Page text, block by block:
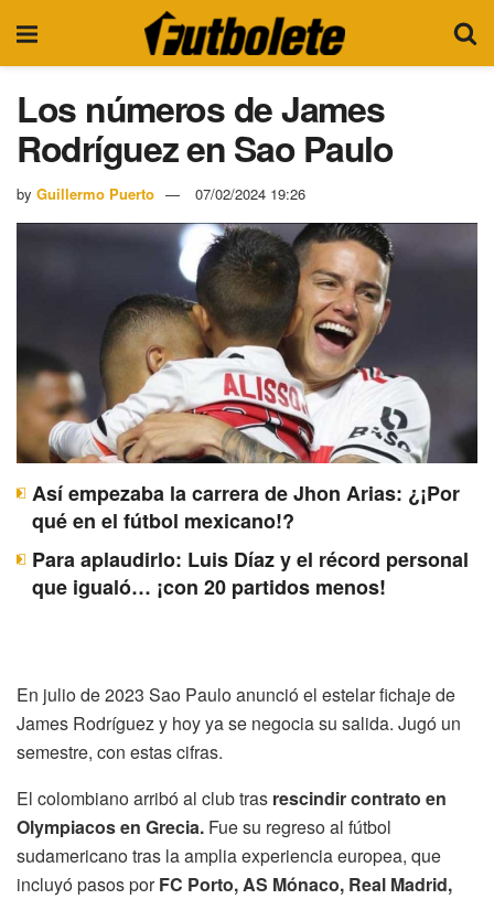
Los números de James
Rodríguez en Sao Paulo
by Guillermo Puerto 07/02/2024 19:26
Así empezaba la carrera de Jhon Arias: ¿¡Por
qué en el fútbol mexicano!?
Para aplaudirlo: Luis Díaz y el récord personal
que igualó… ¡con 20 partidos menos!
En julio de 2023 Sao Paulo anunció el estelar fichaje de
James Rodríguez y hoy ya se negocia su salida. Jugó un
semestre, con estas cifras.
El colombiano arribó al club tras rescindir contrato en
Olympiacos en Grecia. Fue su regreso al fútbol
sudamericano tras la amplia experiencia europea, que
incluyó pasos porFC Porto, AS Mónaco, Real Madrid,